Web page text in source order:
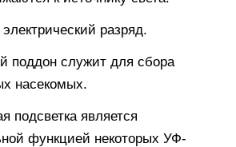
разряд.
поддон служит для сбора
насекомых.
подсветка является
функцией некоторых УФ-